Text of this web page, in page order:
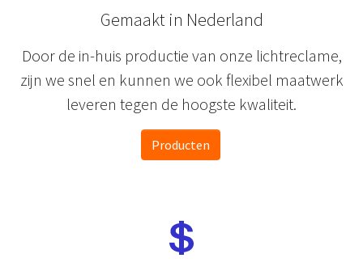
Gemaakt in Nederland
Door de in-huis productie van onze lichtreclame,
zijn we snel en kunnen we ook flexibel maatwerk
leveren tegen de hoogste kwaliteit.
Producten